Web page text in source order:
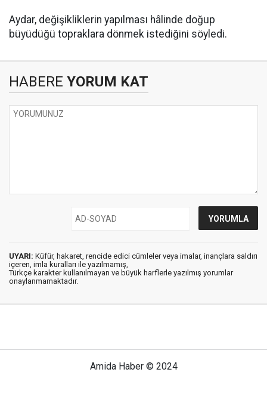
Aydar, değişikliklerin yapılması hâlinde doğup
büyüdüğü topraklara dönmek istediğini söyledi.
HABERE YORUM KAT
UYARI: Küfür, hakaret, rencide edici cümleler veya imalar, inançlara saldırı
içeren, imla kuralları ile yazılmamış,
Türkçe karakter kullanılmayan ve büyük harflerle yazılmış yorumlar
onaylanmamaktadır.
Amida Haber © 2024